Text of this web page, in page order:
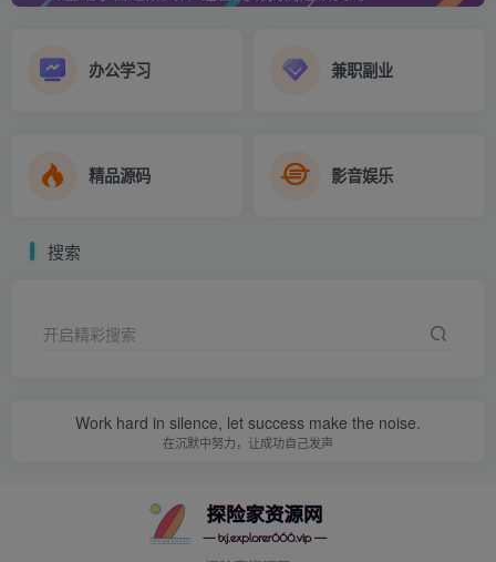
办公学习 兼职副业
精品源码 影音娱乐
搜索
开启精彩搜索
Work hard in silence, let success make the noise.
在沉默中努力，让成功自己发声